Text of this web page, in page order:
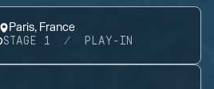
Paris, France
STAGE 1 PLAY-IN